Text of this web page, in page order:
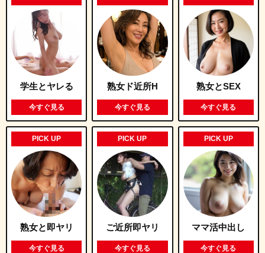
学生とヤレる
今すぐ見る
熟女ド近所H
今すぐ見る
熟女とSEX
今すぐ見る
PICK UP
熟女と即ヤリ
今すぐ見る
PICK UP
ご近所即ヤリ
今すぐ見る
PICK UP
ママ活中出し
今すぐ見る